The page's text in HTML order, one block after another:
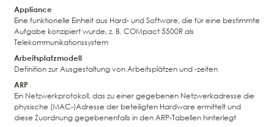
Appliance
Eine funktionelle Einheit aus Hard- und Software, die für eine bestimmte
Aufgabe konzipiert wurde, z. B. COMpact 5500R als
Telekommunikationssystem
Arbeitsplatzmodell
Definition zur Ausgestaltung von Arbeitsplätzen und -zeiten
ARP
Ein Netzwerkprotokoll, das zu einer gegebenen Netzwerkadresse die
physische (MAC-)Adresse der beteiligten Hardware ermittelt und
diese Zuordnung gegebenenfalls in den ARP-Tabellen hinterlegt